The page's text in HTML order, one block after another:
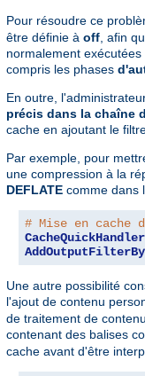
Pour résoudre ce
être définie à off , afin
normalement
compris les phases
En outre,
précis dans la chaîne
cache en ajoutant le
Par exemple, pour
une compression à la
DEFLATE comme dans
# Mise en cache
CacheQuickHandler
Une autre possibilité
l'ajout de contenu
de traitement de
contenant des balises
cache avant d'être